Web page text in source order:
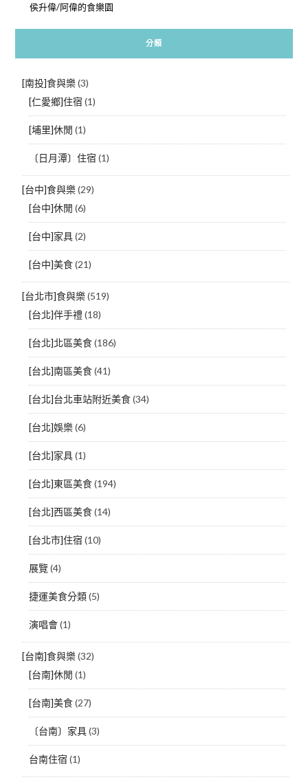
侯升偉/阿偉的食樂園
分類
[南投]食與樂(3)
[仁愛鄉]住宿 (1)
[埔里]休閒 (1)
〔日月潭〕住宿 (1)
[台中]食與樂(29)
[台中]休閒 (6)
[台中]家具(2)
[台中]美食(21)
[台北市]食與樂(519)
[台北]伴手禮(18)
[台北]北區美食(186)
[台北]南區美食(41)
[台北]台北車站附近美食(34)
[台北]娛樂(6)
[台北]家具(1)
[台北]東區美食(194)
[台北]西區美食(14)
[台北市]住宿 (10)
展覽(4)
捷運美食分類(5)
演唱會(1)
[台南]食與樂(32)
[台南]休閒 (1)
[台南]美食(27)
〔台南〕家具(3)
台南住宿 (1)